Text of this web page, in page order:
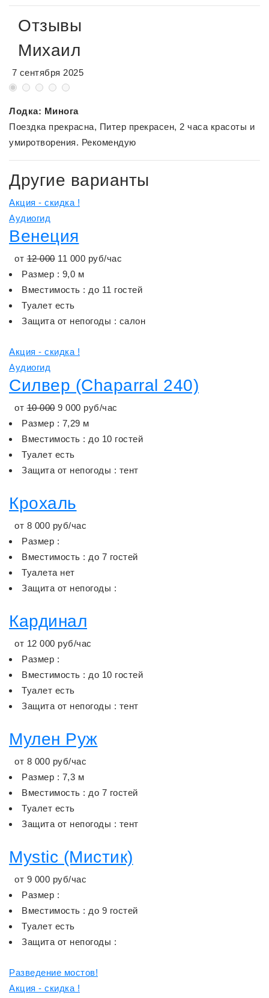
Отзывы
Михаил
7 сентября 2025
Лодка: Минога
Поездка прекрасна, Питер прекрасен, 2 часа красоты и
умиротворения. Рекомендую
Другие варианты
Акция - скидка !
Аудиогид
Венеция
от12 000 11 000 руб/час
Размер : 9,0 м
Вместимость : до 11 гостей
Туалет есть
Защита от непогоды : салон
Акция - скидка !
Аудиогид
Силвер (Chaparral 240)
от10 000 9 000 руб/час
Размер : 7,29 м
Вместимость : до 10 гостей
Туалет есть
Защита от непогоды : тент
Крохаль
от 8 000 руб/час
Размер :
Вместимость : до 7 гостей
Туалета нет
Защита от непогоды :
Кардинал
от 12 000 руб/час
Размер :
Вместимость : до 10 гостей
Туалет есть
Защита от непогоды : тент
Мулен Руж
от 8 000 руб/час
Размер : 7,3 м
Вместимость : до 7 гостей
Туалет есть
Защита от непогоды : тент
Mystic (Мистик)
от 9 000 руб/час
Размер :
Вместимость : до 9 гостей
Туалет есть
Защита от непогоды :
Разведение мостов!
Акция - скидка !